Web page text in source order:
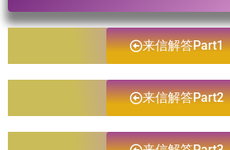
来信解答Part1
来信解答Part2